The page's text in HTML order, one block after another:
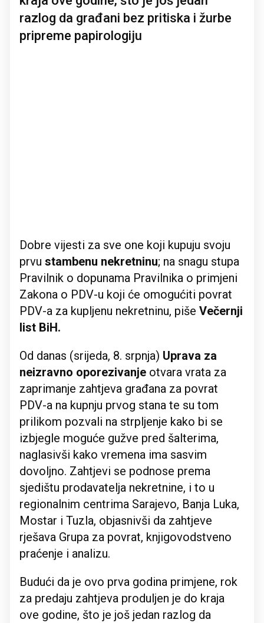
razlog da građani bez pritiska i žurbe
pripreme papirologiju
Dobre vijesti za sve one koji kupuju svoju
prvu stambenu nekretninu; na snagu stupa
Pravilnik o dopunama Pravilnika o primjeni
Zakona o PDV-u koji će omogućiti povrat
PDV-a za kupljenu nekretninu, piše Večernji
list BiH.
Od danas (srijeda, 8. srpnja) Uprava za
neizravno oporezivanje otvara vrata za
zaprimanje zahtjeva građana za povrat
PDV-a na kupnju prvog stana te su tom
prilikom pozvali na strpljenje kako bi se
izbjegle moguće gužve pred šalterima,
naglasivši kako vremena ima sasvim
dovoljno. Zahtjevi se podnose prema
sjedištu prodavatelja nekretnine, i to u
regionalnim centrima Sarajevo, Banja Luka,
Mostar i Tuzla, objasnivši da zahtjeve
rješava Grupa za povrat, knjigovodstveno
praćenje i analizu.
Budući da je ovo prva godina primjene, rok
za predaju zahtjeva produljen je do kraja
ove godine, što je još jedan razlog da